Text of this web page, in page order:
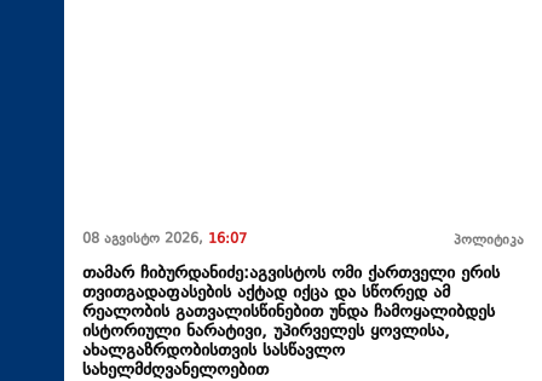
08 აგვისტო 2026, 16:07 პოლიტიკა
თამარ ჩიბურდანიძე:აგვისტოს ომი ქართველი ერის
თვითგადაფასების აქტად იქცა და სწორედ ამ
რეალობის გათვალისწინებით უნდა ჩამოყალიბდეს
ისტორიული ნარატივი, უპირველეს ყოვლისა,
ახალგაზრდობისთვის სასწავლო
სახელმძღვანელოებით